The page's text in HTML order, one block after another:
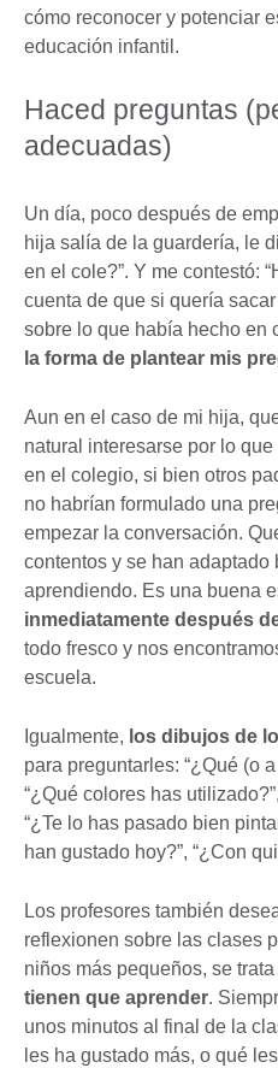
cómo reconocer y potenciar
educación infantil.
Haced preguntas
adecuadas)
Un día, poco después de
hija salía de la guardería, le
en el cole?”. Y me contestó:
cuenta de que si quería
sobre lo que había hecho en
la forma de plantear mis
Aun en el caso de mi hija,
natural interesarse por lo
en el colegio, si bien otros
no habrían formulado una
empezar la conversación.
contentos y se han adaptado
aprendiendo. Es una buena
inmediatamente después
todo fresco y nos
escuela.
Igualmente, los dibujos de
para preguntarles: “¿Qué (o
“¿Qué colores has
“¿Te lo has pasado bien
han gustado hoy?”, “¿Con
Los profesores también
reflexionen sobre las clases
niños más pequeños, se
tienen que aprender.
unos minutos al final de la
les ha gustado más, o qué